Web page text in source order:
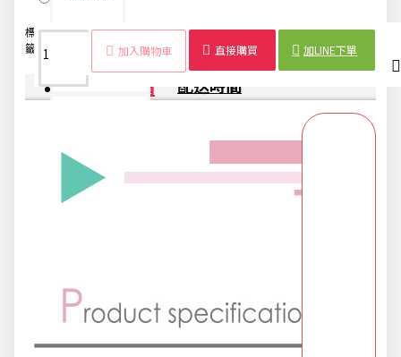
年終大促專區
汽機車用品
浪漫好禮
加入購物車 直接購買 加LINE下單
標
籤：
恐龍餅
不銹鋼
餅乾模
動物餅
乾模
水果
切模
兒童
烘焙
恐龍
造型
創意
模具
4入
裝
商品詳情 配送時間